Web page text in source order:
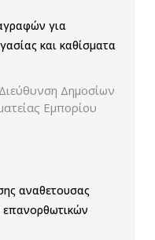
για
και καθίσματα
Δημοσίων
Εμπορίου
αναθετουσας
επανορθωτικών